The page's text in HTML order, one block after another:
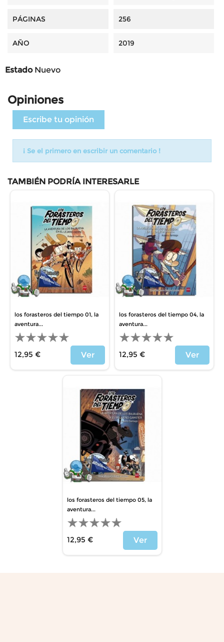
PÁGINAS 256
AÑO 2019
Estado Nuevo
Opiniones
Escribe tu opinión
¡ Se el primero en escribir un comentario !
TAMBIÉN PODRÍA INTERESARLE
los forasteros del tiempo 01, la
aventura...
12,95 €
Ver
los forasteros del tiempo 04, la
aventura...
12,95 €
Ver
los forasteros del tiempo 05, la
aventura...
12,95 €
Ver